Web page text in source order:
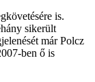
is.
sikerült
már Polcz
ben ő is